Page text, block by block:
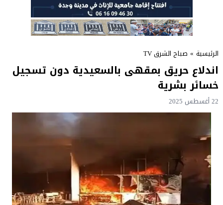
الرئيسية » صباح الشرق TV
اندلاع حريق بمقهى بالسعيدية دون تسجيل
خسائر بشرية
22 أغسطس 2025